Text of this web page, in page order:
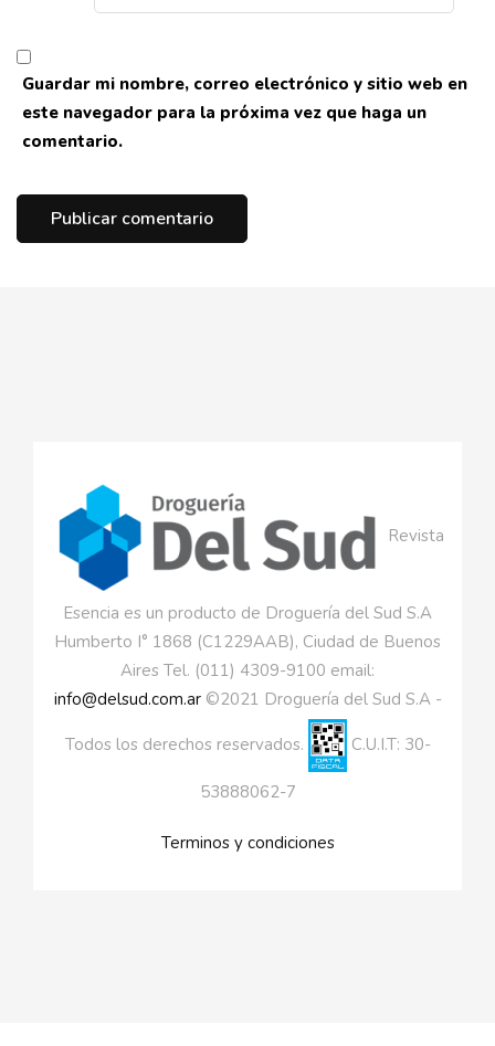
Guardar mi nombre, correo electrónico y sitio web en
este navegador para la próxima vez que haga un
comentario.
Revista
Esencia es un producto de Droguería del Sud S.A
Humberto I° 1868 (C1229AAB), Ciudad de Buenos
Aires Tel. (011) 4309-9100 email:
info@delsud.com.ar©2021 Droguería del Sud S.A -
Todos los derechos reservados. C.U.I.T: 30-
53888062-7
Terminos y condiciones